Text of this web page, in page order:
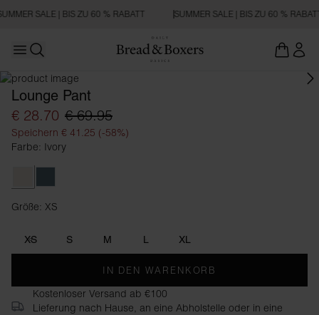
SALE | BIS ZU 60 % RABATT SUMMER SALE | BIS ZU 60 %
Open main menu
Lounge Pant
€ 28.70 € 69.95
Speichern € 41.25 (-58%)
Farbe: Ivory
Größe: XS
XS S M L XL
IN DEN WARENKORB
Kostenloser Versand ab €100
Lieferung nach Hause, an eine Abholstelle oder in eine